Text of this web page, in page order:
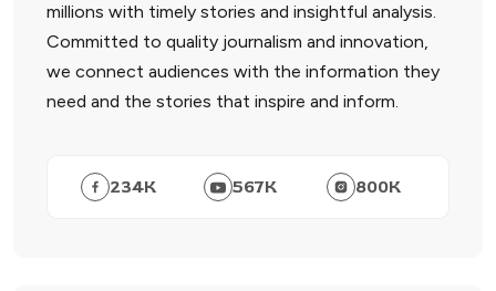
millions with timely stories and insightful analysis.
Committed to quality journalism and innovation,
we connect audiences with the information they
need and the stories that inspire and inform.
234K 567K 800K